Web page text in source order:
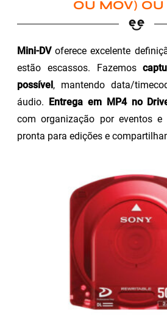
OU MOV)
Mini-DVoferece excelente
estão escassos. Fazemos
possível, mantendo data/
áudio. Entrega em MP4 no
com organização por eventos e
pronta para edições e